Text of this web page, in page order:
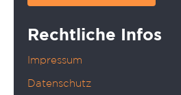
Rechtliche Infos
Impressum
Datenschutz